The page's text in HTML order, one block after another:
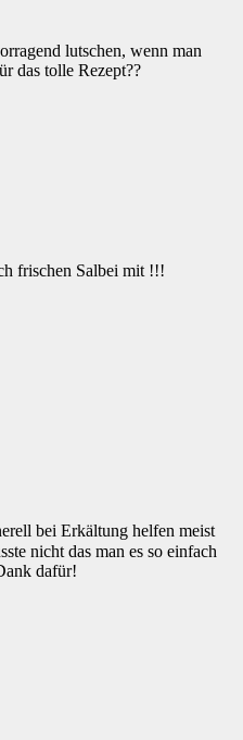
lutschen, wenn man
das tolle Rezept??
frischen Salbei mit !!!
bei Erkältung helfen meist
nicht das man es so einfach
dafür!